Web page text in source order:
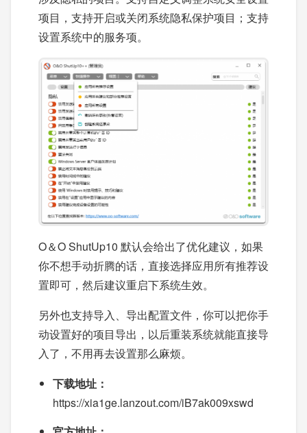
项目，支持开启或关闭系统隐私保护项目；支持
设置系统中的服务项。
O＆O ShutUp10 默认会给出了优化建议，如果
你不想手动折腾的话，直接选择应用所有推荐设
置即可，然后建议重启下系统生效。
另外也支持导入、导出配置文件，你可以把你手
动设置好的项目导出，以后重装系统就能直接导
入了，不用再去设置那么麻烦。
下载地址：
https://xia1ge.lanzout.com/iB7ak009xswd